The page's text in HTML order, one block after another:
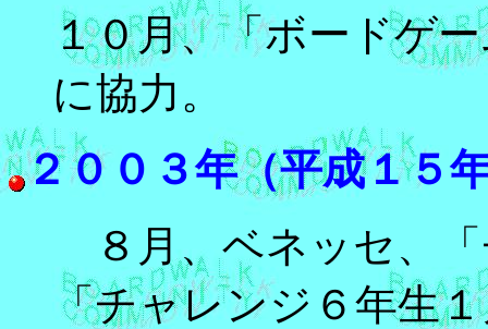
１０月、「ボードゲ
に協力。
２００３年（平成１５
８月、ベネッセ、「
「チャレンジ６年生